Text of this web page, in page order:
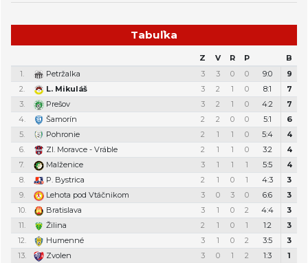
Tabuľka
Z V R P
B
1.
Petržalka 3 3 0 0 9:0
9
2.
L. Mikuláš 3 2 1 0 8:1
7
3.
Prešov 3 2 1 0 4:2
7
4.
Šamorín 2 2 0 0 5:1
6
5.
Pohronie 2 1 1 0 5:4
4
6.
Zl. Moravce - Vráble 2 1 1 0 3:2
4
7.
Malženice 3 1 1 1 5:5
4
8.
P. Bystrica 2 1 0 1 4:3
3
9.
Lehota pod Vtáčnikom 3 0 3 0 6:6
3
10.
Bratislava 3 1 0 2 4:4
3
11.
Žilina 2 1 0 1 1:2
3
12.
Humenné 3 1 0 2 3:5
3
13.
Zvolen 3 0 1 2 1:3
1